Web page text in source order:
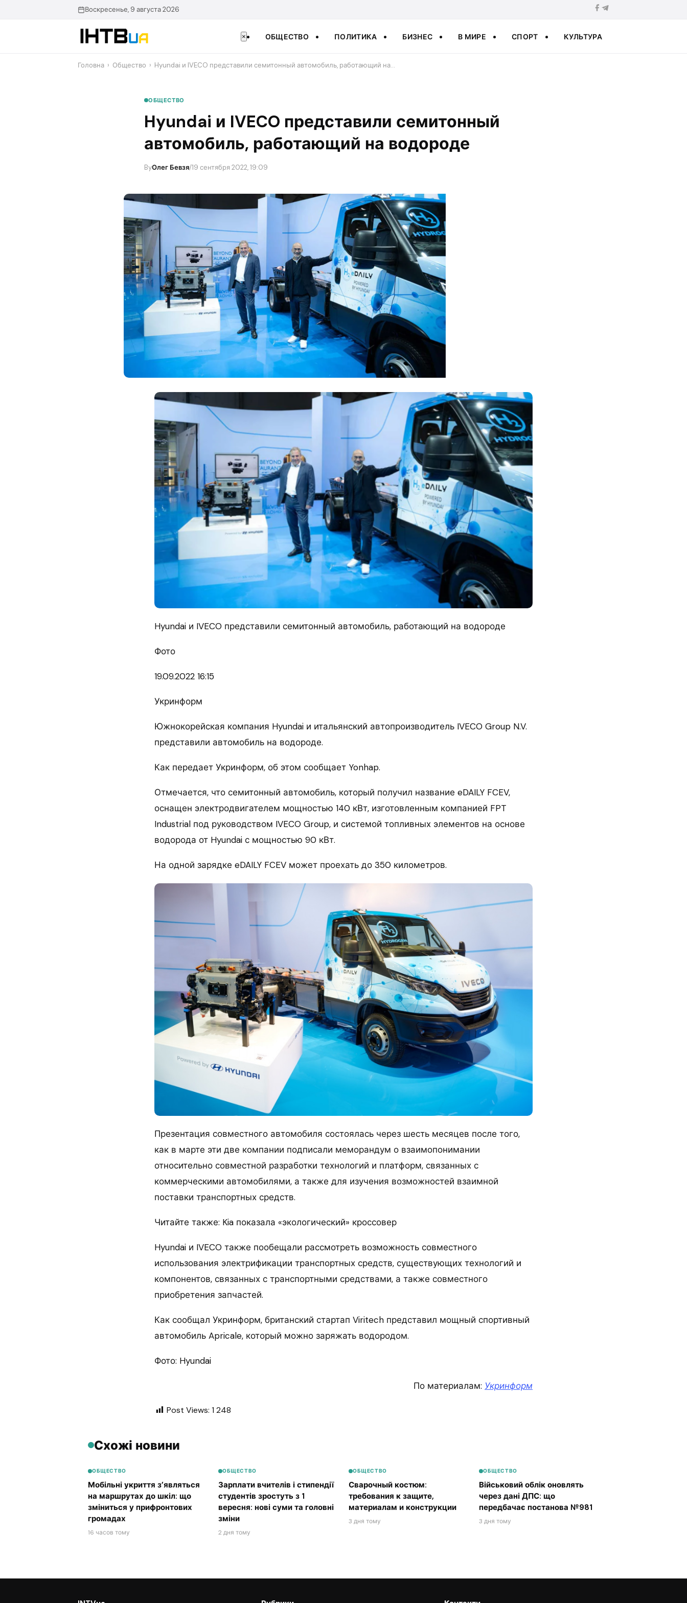
Воскресенье, 9 августа 2026
× ОБЩЕСТВО ПОЛИТИКА БИЗНЕС В МИРЕ СПОРТ КУЛЬТУРА
Головна › Общество › Hyundai и IVECO представили семитонный автомобиль, работающий на…
ОБЩЕСТВО
Hyundai и IVECO представили семитонный
автомобиль, работающий на водороде
ByОлег Бевзя/19 сентября 2022, 19:09
Hyundai и IVECO представили семитонный автомобиль, работающий на водороде
Фото
19.09.2022 16:15
Укринформ
Южнокорейская компания Hyundai и итальянский автопроизводитель IVECO Group N.V.
представили автомобиль на водороде.
Как передает Укринформ, об этом сообщает Yonhap.
Отмечается, что семитонный автомобиль, который получил название eDAILY FCEV,
оснащен электродвигателем мощностью 140 кВт, изготовленным компанией FPT
Industrial под руководством IVECO Group, и системой топливных элементов на основе
водорода от Hyundai с мощностью 90 кВт.
На одной зарядке eDAILY FCEV может проехать до 350 километров.
Презентация совместного автомобиля состоялась через шесть месяцев после того,
как в марте эти две компании подписали меморандум о взаимопонимании
относительно совместной разработки технологий и платформ, связанных с
коммерческими автомобилями, а также для изучения возможностей взаимной
поставки транспортных средств.
Читайте также: Kia показала «экологический» кроссовер
Hyundai и IVECO также пообещали рассмотреть возможность совместного
использования электрификации транспортных средств, существующих технологий и
компонентов, связанных с транспортными средствами, а также совместного
приобретения запчастей.
Как сообщал Укринформ, британский стартап Viritech представил мощный спортивный
автомобиль Apricale, который можно заряжать водородом.
Фото: Hyundai
По материалам: Укринформ
Post Views: 1 248
Схожі новини
ОБЩЕСТВО
Мобільні укриття з’являться
на маршрутах до шкіл: що
зміниться у прифронтових
громадах
16 часов тому
ОБЩЕСТВО
Зарплати вчителів і стипендії
студентів зростуть з 1
вересня: нові суми та головні
зміни
2 дня тому
ОБЩЕСТВО
Сварочный костюм:
требования к защите,
материалам и конструкции
3 дня тому
ОБЩЕСТВО
Військовий облік оновлять
через дані ДПС: що
передбачає постанова №981
3 дня тому